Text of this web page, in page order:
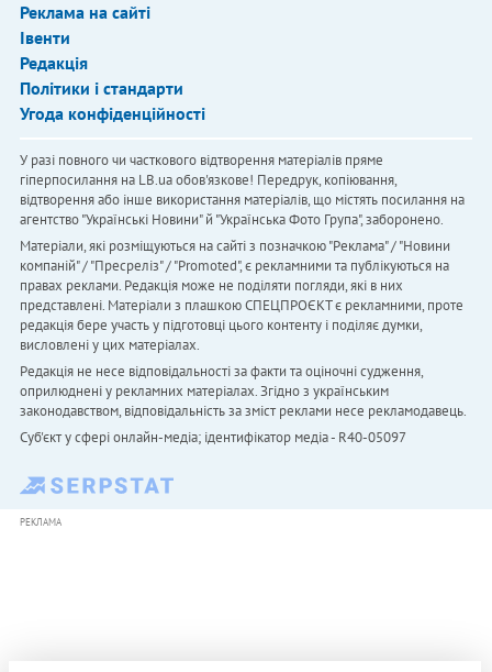
Реклама на сайті
Івенти
Редакція
Політики і стандарти
Угода конфіденційності
У разі повного чи часткового відтворення матеріалів пряме
гіперпосилання на LB.ua обов'язкове! Передрук, копіювання,
відтворення або інше використання матеріалів, що містять посилання на
агентство "Українськi Новини" й "Українська Фото Група", заборонено.
Матеріали, які розміщуються на сайті з позначкою "Реклама" / "Новини
компаній" / "Пресреліз" / "Promoted", є рекламними та публікуються на
правах реклами. Редакція може не поділяти погляди, які в них
представлені. Матеріали з плашкою СПЕЦПРОЄКТ є рекламними, проте
редакція бере участь у підготовці цього контенту і поділяє думки,
висловлені у цих матеріалах.
Редакція не несе відповідальності за факти та оціночні судження,
оприлюднені у рекламних матеріалах. Згідно з українським
законодавством, відповідальність за зміст реклами несе рекламодавець.
Cуб'єкт у сфері онлайн-медіа; ідентифікатор медіа - R40-05097
РЕКЛАМА